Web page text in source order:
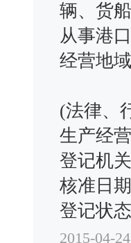
辆、货
从事港
经营地
(法律、
生产经
登记机
核准日
登记状
2015-04-24